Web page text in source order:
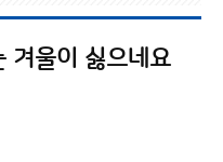
겨울이 싫으네요